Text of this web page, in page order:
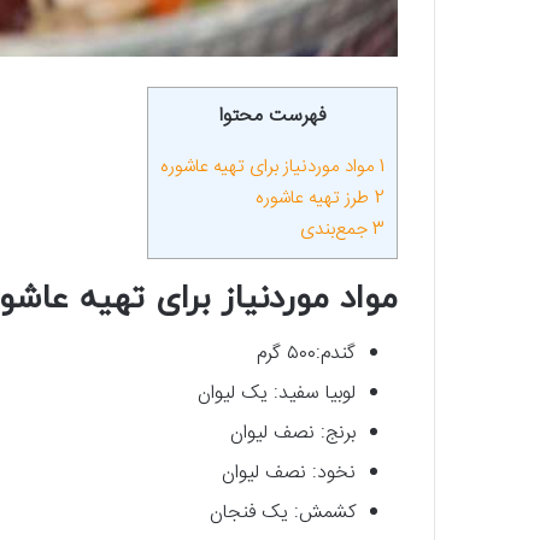
فهرست محتوا
1 مواد موردنیاز برای تهیه عاشوره
2 طرز تهیه عاشوره
3جمع‌بندی
مواد موردنیاز برای تهیه
گندم:۵۰۰ گرم
لوبیا سفید: یک لیوان
برنج: نصف لیوان
نخود: نصف لیوان
کشمش: یک فنجان